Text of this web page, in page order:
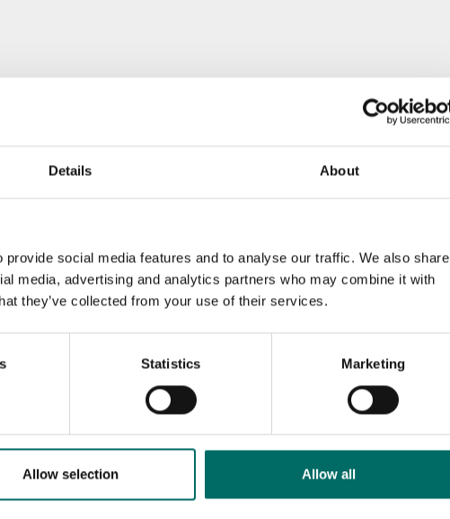
Details About
social media features and to analyse our traffic. We also share
media, advertising and analytics partners who may combine it with
they’ve collected from your use of their services.
Statistics Marketing
Allow selection Allow all